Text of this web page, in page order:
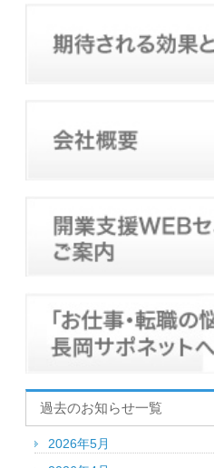
過去のお知らせ一覧
2026年5月